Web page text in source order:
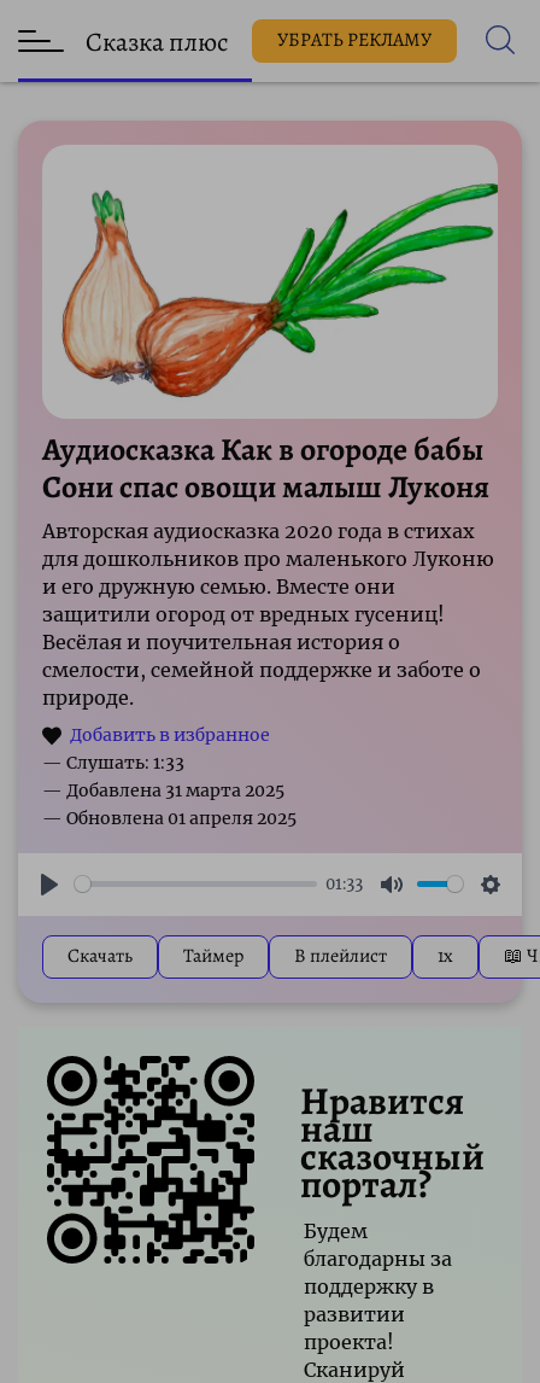
Сказка плюс УБРАТЬ РЕКЛАМУ
Аудиосказка Как в огороде бабы
Сони спас овощи малыш Луконя
Авторская аудиосказка 2020 года в стихах
для дошкольников про маленького Луконю
и его дружную семью. Вместе они
защитили огород от вредных гусениц!
Весёлая и поучительная история о
смелости, семейной поддержке и заботе о
природе.
— Слушать: 1:33
Play
01:33
Mute
Скачать Таймер В плейлист 1x 📖
Нравится
наш
сказочный
портал?
Будем
благодарны за
поддержку в
развитии
проекта!
Сканируй